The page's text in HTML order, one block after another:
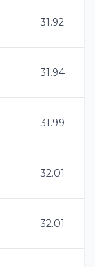
31.92
31.94
31.99
32.01
32.01